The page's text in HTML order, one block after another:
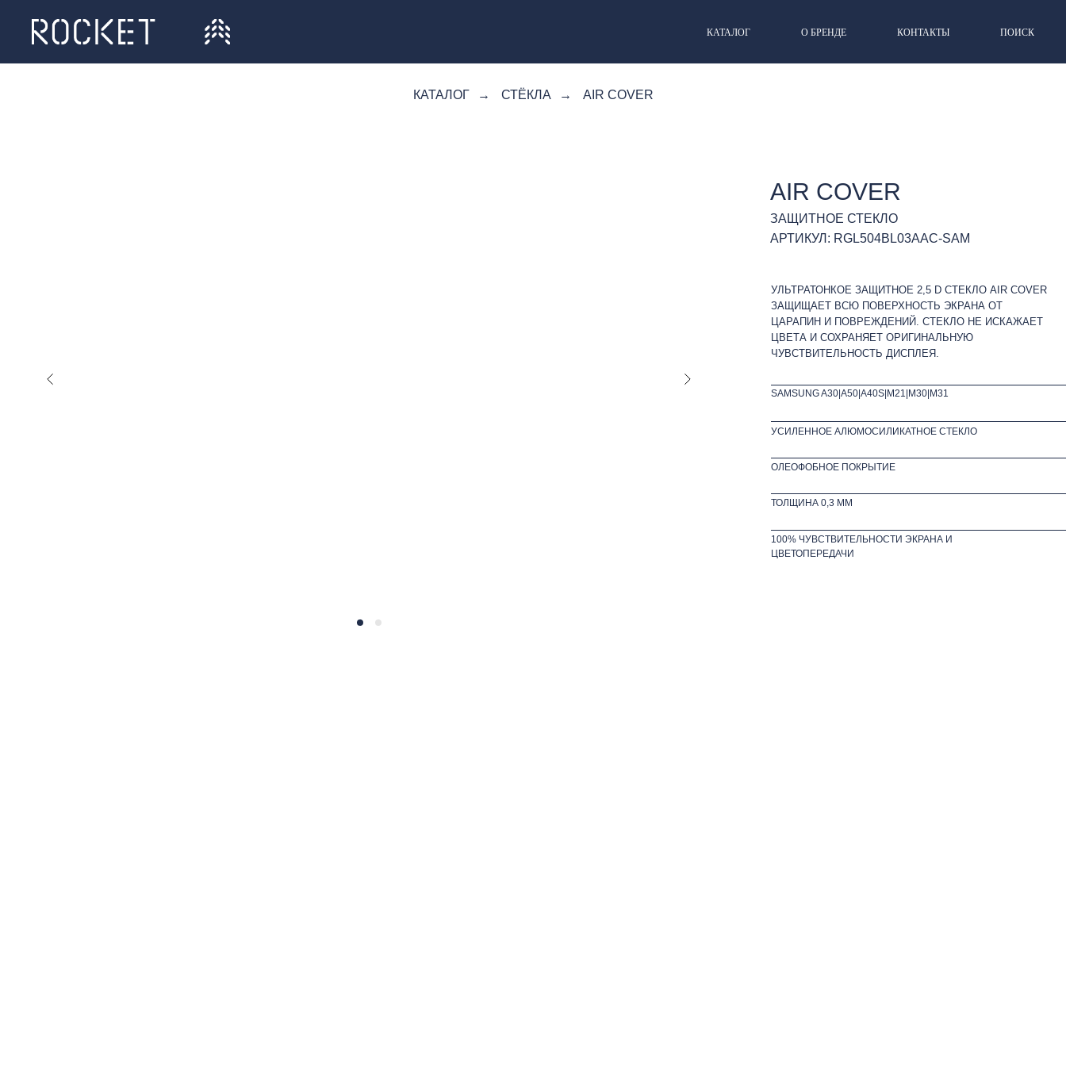
КАТАЛОГ О БРЕНДЕ КОНТАКТЫ ПОИСК
КАТАЛОГ → СТЁКЛА → AIR COVER
AIR COVER
ЗАЩИТНОЕ СТЕКЛО
УСИЛЕННОЕ АЛЮМОСИЛИКАТНОЕ СТЕКЛО
ОЛЕОФОБНОЕ ПОКРЫТИЕ
ТОЛЩИНА 0,3 ММ
УЛЬТРАТОНКОЕ ЗАЩИТНОЕ 2,5 D СТЕКЛО AIR COVER
ЗАЩИЩАЕТ ВСЮ ПОВЕРХНОСТЬ ЭКРАНА ОТ
ЦАРАПИН И ПОВРЕЖДЕНИЙ. СТЕКЛО НЕ ИСКАЖАЕТ
ЦВЕТА И СОХРАНЯЕТ ОРИГИНАЛЬНУЮ
ЧУВСТВИТЕЛЬНОСТЬ ДИСПЛЕЯ.
АРТИКУЛ: RGL504BL03AAC-SAM
SAMSUNG A30|A50|A40S|M21|M30|M31
100% ЧУВСТВИТЕЛЬНОСТИ ЭКРАНА И
ЦВЕТОПЕРЕДАЧИ